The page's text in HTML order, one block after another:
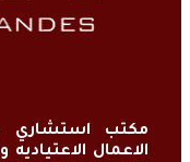
مكتب
الاعمال